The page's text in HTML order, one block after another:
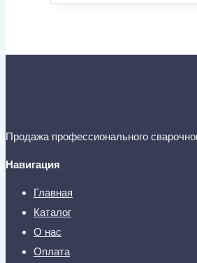
Продажа профессионального
Навигация
Главная
Каталог
О нас
Оплата